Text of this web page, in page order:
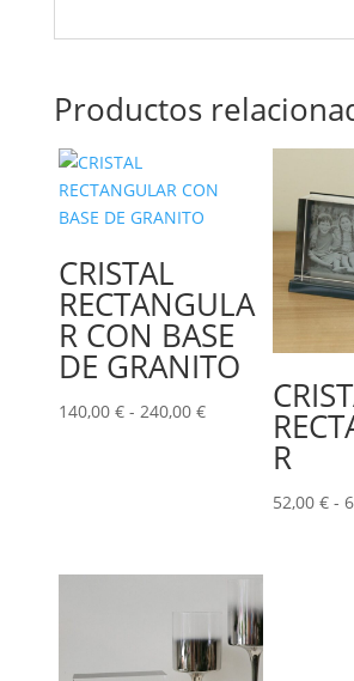
Productos
CRISTAL
RECTANGULA
R CON BASE
DE GRANITO
140,00 € - 240,00 €Rango
240,00 €
R
52,00 € -